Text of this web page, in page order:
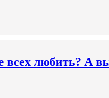
любить? А